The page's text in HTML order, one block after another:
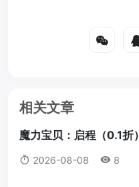
相关文章
魔力宝贝：启程（0.1折）
2026-08-08 8